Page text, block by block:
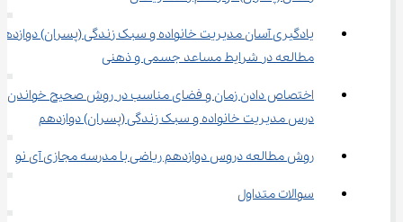
یادگیری آسان مدیریت خانواده و سبک زندگی (پسران)
مطالعه در شرایط مساعد جسمی و ذهنی
اختصاص دادن زمان و فضای مناسب در روش صحیح خواندن
درس مدیریت خانواده و سبک زندگی (پسران) دوازدهم
روش مطالعه دروس دوازدهم ریاضی با مدرسه مجازی آی نو
سوالات متداول